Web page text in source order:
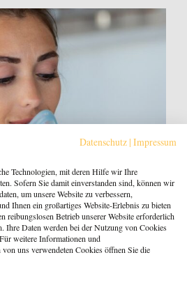
gelingt | psylife
Juchmann
Datenschutz | Impressum
Technologien, mit deren Hilfe wir Ihre
Sofern Sie damit einverstanden sind, können wir
um unsere Website zu verbessern,
Ihnen ein großartiges Website-Erlebnis zu bieten
reibungslosen Betrieb unserer Website erforderlich
Ihre Daten werden bei der Nutzung von Cookies
weitere Informationen und
uns verwendeten Cookies öffnen Sie die